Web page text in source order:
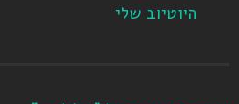
היוטיוב שלי